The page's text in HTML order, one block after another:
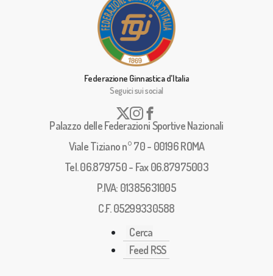
Federazione Ginnastica d'Italia
Seguici sui social
Palazzo delle Federazioni Sportive Nazionali
Viale Tiziano n° 70 - 00196 ROMA
Tel. 06.879750 - Fax 06.87975003
P.IVA: 01385631005
C.F. 05299330588
Cerca
Feed RSS